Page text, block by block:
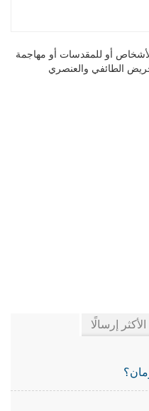
أو للمقدسات أو مهاجمة
الطائفي والعنصري
الأكثر إرسالًا